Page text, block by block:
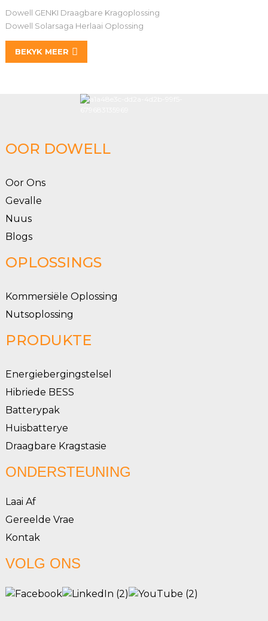
Dowell GENKI Draagbare Kragoplossing
Dowell Solarsaga Herlaai Oplossing
BEKYK MEER
OOR DOWELL
Oor Ons
Gevalle
Nuus
Blogs
OPLOSSINGS
Kommersiële Oplossing
Nutsoplossing
PRODUKTE
Energiebergingstelsel
Hibriede BESS
Batterypak
Huisbatterye
Draagbare Kragstasie
ONDERSTEUNING
Laai Af
Gereelde Vrae
Kontak
VOLG ONS